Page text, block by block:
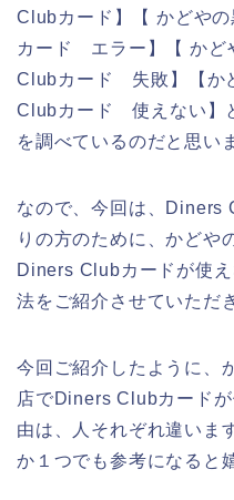
Clubカード】【 かどや
カード エラー】【 かど
Clubカード 失敗】【か
Clubカード 使えない】
を調べているのだと思い
なので、今回は、Diners
りの方のために、かどや
Diners Clubカードが使
法をご紹介させていただ
今回ご紹介したように、
店でDiners Clubカード
由は、人それぞれ違いま
か１つでも参考になると